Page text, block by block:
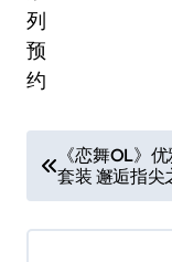
章
导
《恋舞OL》
套装 邂逅指尖